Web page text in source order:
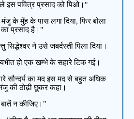
इस पवित्र प्रसाद को पिओ।"
के मुँह के पास लगा दिया, फिर बोला
प्रसाद है।"
सिद्धेश्वर ने उसे जबर्दस्ती पिला दिया।
हो एक खम्भे के सहारे टिक गई।
सौन्दर्य का मद इस मद से बहुत अधिक
की ठोढ़ी छूकर कहा।
न कीजिए।"